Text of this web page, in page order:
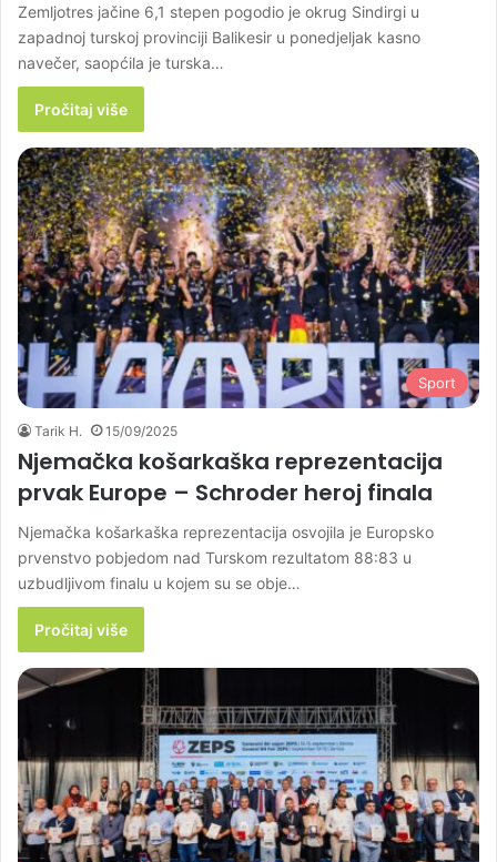
Zemljotres jačine 6,1 stepen pogodio je okrug Sindirgi u
zapadnoj turskoj provinciji Balikesir u ponedjeljak kasno
navečer, saopćila je turska…
Pročitaj više
Sport
Tarik H. 15/09/2025
Njemačka košarkaška reprezentacija
prvak Europe – Schroder heroj finala
Njemačka košarkaška reprezentacija osvojila je Europsko
prvenstvo pobjedom nad Turskom rezultatom 88:83 u
uzbudljivom finalu u kojem su se obje…
Pročitaj više